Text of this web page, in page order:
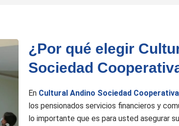
¿Por qué elegir
Sociedad
En Cultural Andino Sociedad Cooperativa
los pensionados servicios financieros y
lo importante que es para usted asegurar